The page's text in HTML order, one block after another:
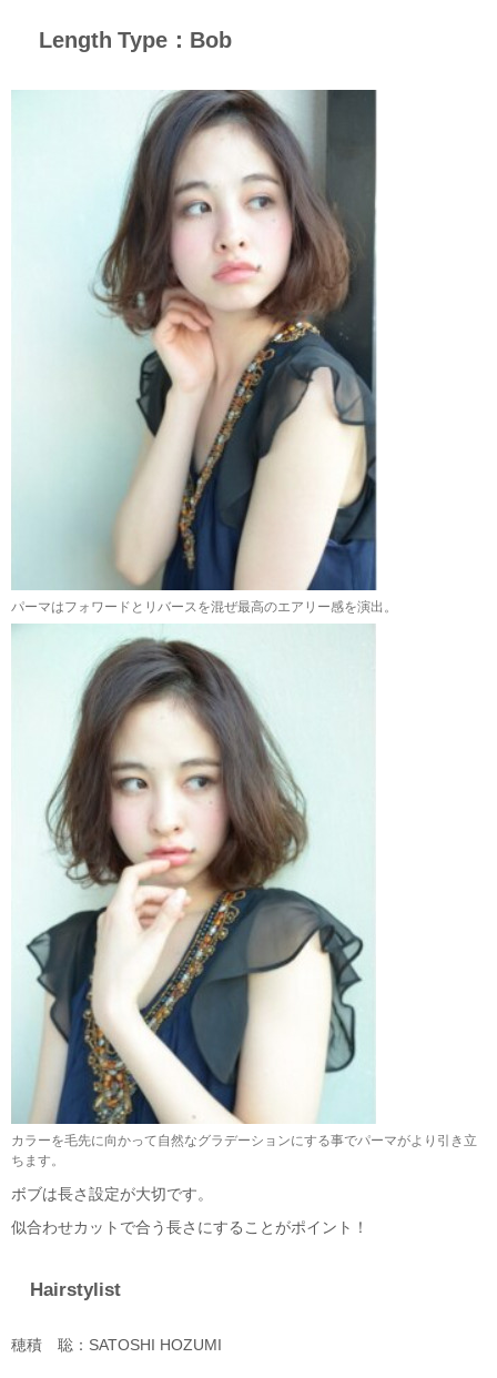
Length Type： Bob
パーマはフォワードとリバースを混ぜ最高のエアリー感を演出。
カラーを毛先に向かって自然なグラデーションにする事でパーマがより引き立
ちます。
ボブは長さ設定が大切です。
似合わせカットで合う長さにすることがポイント！
Hairstylist
穂積 聡：SATOSHI HOZUMI